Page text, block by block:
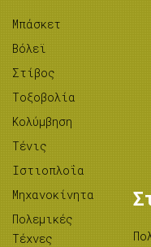
Μπάσκετ
Βόλεϊ
Στίβος
Tοξοβολία
Κολύμβηση
Τένις
Ιστιοπλοΐα
Μηχανοκίνητα
Πολεμικές
Τέχνες